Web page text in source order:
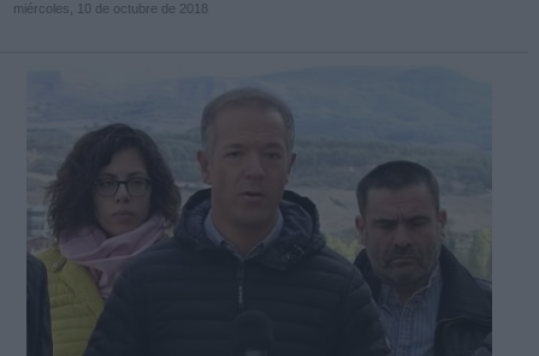
miércoles, 10 de octubre de 2018
link